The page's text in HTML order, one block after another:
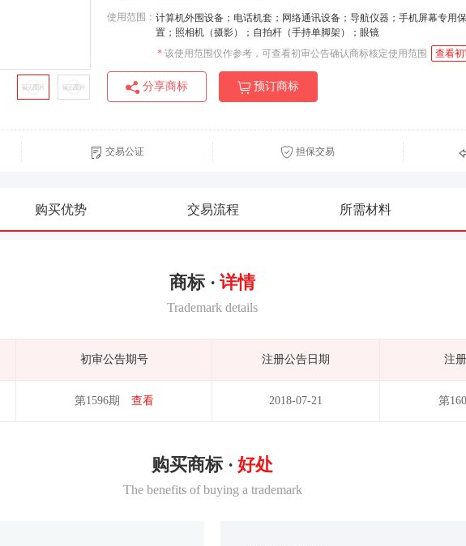
使用范围： 计算机外围设备；电话机套；网络通讯设备；导航仪器；手机屏幕专用
置；照相机（摄影）；自拍杆（手持单脚架）；眼镜
* 该使用范围仅作参考，可查看初审公告确认商标核定使用范围 查看
分享商标 预订商标
交易公证 担保交易
购买优势 交易流程 所需材料
商标 · 详情
Trademark details
初审公告期号 注册公告日期 注
第1596期 查看 2018-07-21 第
购买商标 · 好处
The benefits of buying a trademark